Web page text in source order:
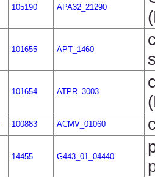
105190 APA32_21290
101655 APT_1460
101654 ATPR_3003
100883 ACMV_01060
14455 G443_01_04440